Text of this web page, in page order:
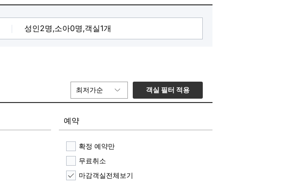
최저가순 객실 필터 적용
예약
확정 예약만
무료취소
마감객실전체보기